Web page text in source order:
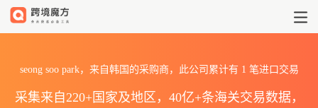
seong soo park，来自韩国的采购商，此公司累计有 1 笔进口交易
采集来自220+国家及地区，40亿+条海关交易数据，